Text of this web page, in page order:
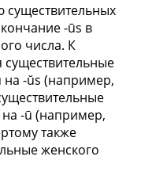
существительных
-ūs в
числа. К
существительные
-ŭs (например,
-ū (например,
также
женского